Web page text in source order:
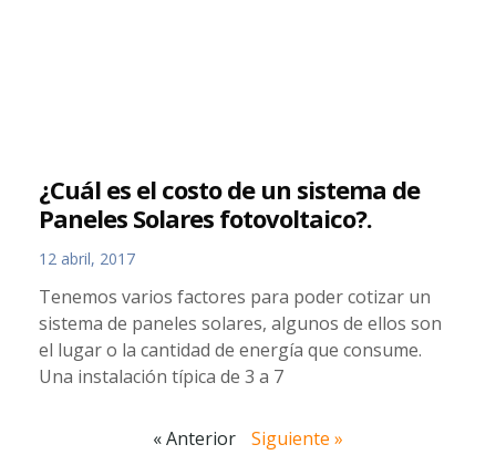
¿Cuál es el costo de un sistema de
Paneles Solares fotovoltaico?.
12 abril, 2017
Tenemos varios factores para poder cotizar un
sistema de paneles solares, algunos de ellos son
el lugar o la cantidad de energía que consume.
Una instalación típica de 3 a 7
« Anterior Siguiente »